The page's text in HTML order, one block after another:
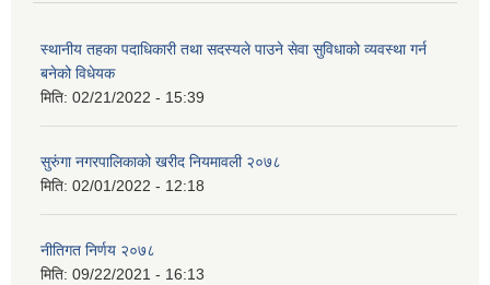
स्थानीय तहका पदाधिकारी तथा सदस्यले पाउने सेवा सुविधाको व्यवस्था गर्न
बनेको विधेयक
मिति: 02/21/2022 - 15:39
सुरुंगा नगरपालिकाको खरीद नियमावली २०७८
मिति: 02/01/2022 - 12:18
नीतिगत निर्णय २०७८
मिति: 09/22/2021 - 16:13